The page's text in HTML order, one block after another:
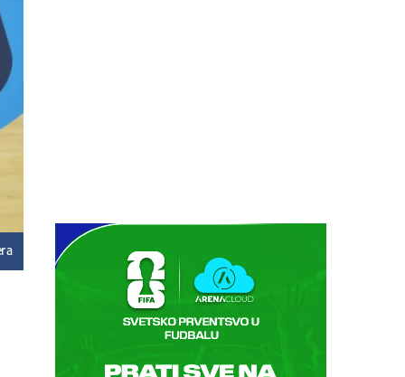
Stuttgart - Everton
PRIJATELJSKE UTAKMICE
17:00 UŽIVO
Schalke - Atalanta